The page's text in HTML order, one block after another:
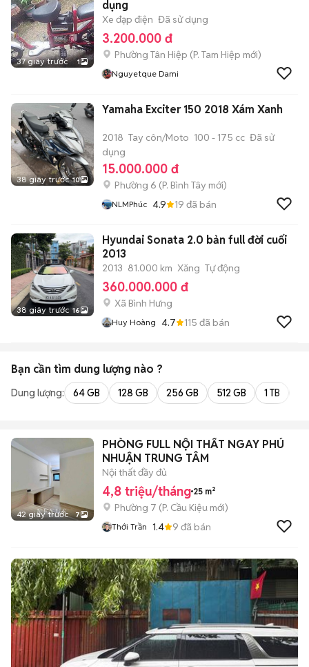
37 giây trước 1
dụng
Xe đạp điện Đã sử dụng
3.200.000 đ
Phường Tân Hiệp (P. Tam Hiệp mới)
Nguyetque Dami
38 giây trước 10
Yamaha Exciter 150 2018 Xám Xanh
2018 Tay côn/Moto 100 - 175 cc Đã sử
dụng
15.000.000 đ
Phường 6 (P. Bình Tây mới)
NLMPhúc 4.9 19 đã bán
38 giây trước 16
Hyundai Sonata 2.0 bản full đời cuối
2013
2013 81.000 km Xăng Tự động
360.000.000 đ
Xã Bình Hưng
Huy Hoàng 4.7 115 đã bán
Bạn cần tìm dung lượng nào ?
Dung lượng: 64 GB 128 GB 256 GB 512 GB 1 TB
42 giây trước 7
PHÒNG FULL NỘI THẤT NGAY PHÚ
NHUẬN TRUNG TÂM
Nội thất đầy đủ
4,8 triệu/tháng 25 m²
Phường 7 (P. Cầu Kiệu mới)
Thới Trần 1.4 9 đã bán